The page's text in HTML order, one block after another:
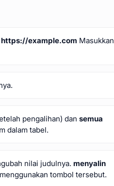
https://example.com Masukkan
pengalihan) dansemua
dalam tabel.
nilai judulnya. menyalin
tombol tersebut.